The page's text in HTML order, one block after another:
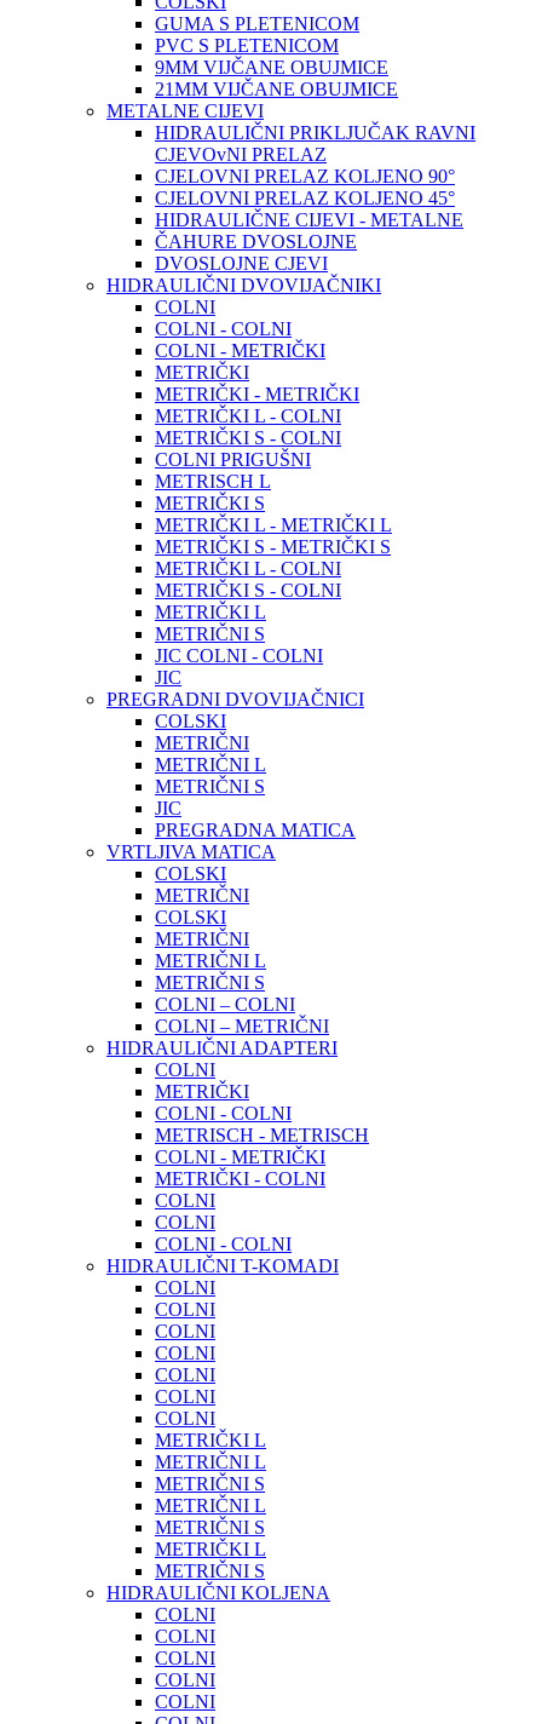
GUMA S PLETENICOM
PVC S PLETENICOM
9MM VIJČANE OBUJMICE
21MM VIJČANE OBUJMICE
METALNE CIJEVI
HIDRAULIČNI PRIKLJUČAK RAVNI
CJEVOvNI PRELAZ
CJELOVNI PRELAZ KOLJENO 90°
CJELOVNI PRELAZ KOLJENO 45°
HIDRAULIČNE CIJEVI - METALNE
ČAHURE DVOSLOJNE
DVOSLOJNE CJEVI
HIDRAULIČNI DVOVIJAČNIKI
COLNI
COLNI - COLNI
COLNI - METRIČKI
METRIČKI
METRIČKI - METRIČKI
METRIČKI L - COLNI
METRIČKI S - COLNI
COLNI PRIGUŠNI
METRISCH L
METRIČKI S
METRIČKI L - METRIČKI L
METRIČKI S - METRIČKI S
METRIČKI L - COLNI
METRIČKI S - COLNI
METRIČKI L
METRIČNI S
JIC COLNI - COLNI
JIC
PREGRADNI DVOVIJAČNICI
COLSKI
METRIČNI
METRIČNI L
METRIČNI S
JIC
PREGRADNA MATICA
VRTLJIVA MATICA
COLSKI
METRIČNI
COLSKI
METRIČNI
METRIČNI L
METRIČNI S
COLNI – COLNI
COLNI – METRIČNI
HIDRAULIČNI ADAPTERI
COLNI
METRIČKI
COLNI - COLNI
METRISCH - METRISCH
COLNI - METRIČKI
METRIČKI - COLNI
COLNI
COLNI
COLNI - COLNI
HIDRAULIČNI T-KOMADI
COLNI
COLNI
COLNI
COLNI
COLNI
COLNI
COLNI
METRIČKI L
METRIČNI L
METRIČNI S
METRIČNI L
METRIČNI S
METRIČKI L
METRIČNI S
HIDRAULIČNI KOLJENA
COLNI
COLNI
COLNI
COLNI
COLNI